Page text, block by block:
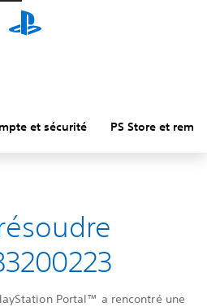
et sécurité PS Store et
Portal™ a rencontré une